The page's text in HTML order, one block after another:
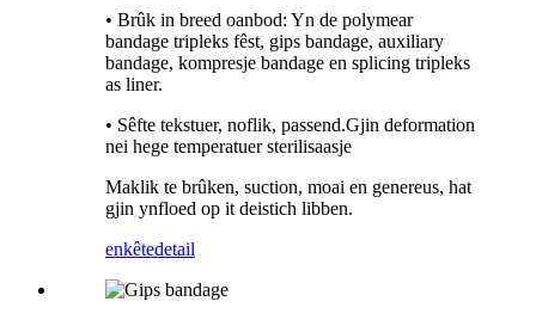
• Brûk in breed oanbod: Yn de polymear
bandage tripleks fêst, gips bandage, auxiliary
bandage, kompresje bandage en splicing tripleks
as liner.
• Sêfte tekstuer, noflik, passend.Gjin deformation
nei hege temperatuer sterilisaasje
Maklik te brûken, suction, moai en genereus, hat
gjin ynfloed op it deistich libben.
enkêtedetail